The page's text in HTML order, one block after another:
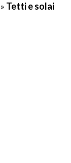
» Tetti e solai